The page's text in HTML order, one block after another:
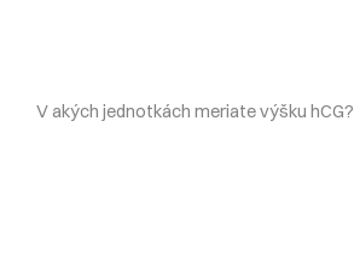
V akých jednotkách meriate výšku hCG?